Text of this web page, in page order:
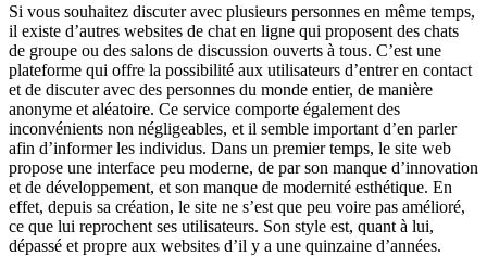
Si vous souhaitez discuter avec plusieurs personnes en même temps,
il existe d’autres websites de chat en ligne qui proposent des chats
de groupe ou des salons de discussion ouverts à tous. C’est une
plateforme qui offre la possibilité aux utilisateurs d’entrer en contact
et de discuter avec des personnes du monde entier, de manière
anonyme et aléatoire. Ce service comporte également des
inconvénients non négligeables, et il semble important d’en parler
afin d’informer les individus. Dans un premier temps, le site web
propose une interface peu moderne, de par son manque d’innovation
et de développement, et son manque de modernité esthétique. En
effet, depuis sa création, le site ne s’est que peu voire pas amélioré,
ce que lui reprochent ses utilisateurs. Son style est, quant à lui,
dépassé et propre aux websites d’il y a une quinzaine d’années.